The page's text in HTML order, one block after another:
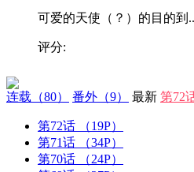
可爱的天使（？）的目的到
评分:
连载 （80） 番外 （9） 最新 第72
第72话
（19P）
第71话
（34P）
第70话
（24P）